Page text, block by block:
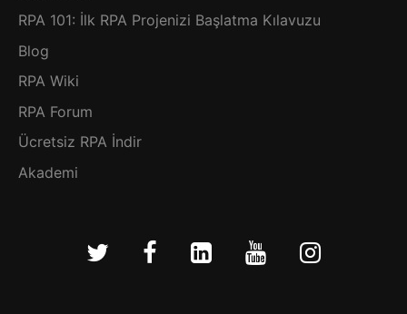
RPA 101: İlk RPA Projenizi Başlatma Kılavuzu
Blog
RPA Wiki
RPA Forum
Ücretsiz RPA İndir
Akademi